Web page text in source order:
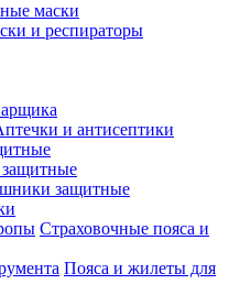
маски
и респираторы
и антисептики
защитные
Страховочные пояса и
Пояса и жилеты для